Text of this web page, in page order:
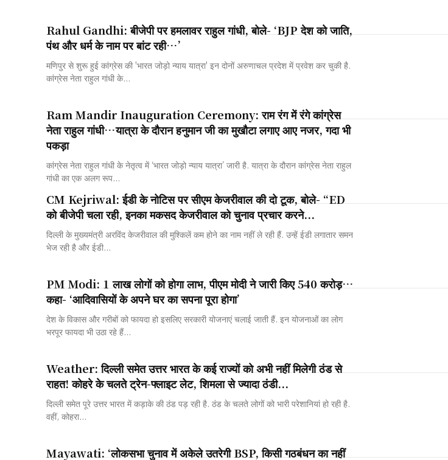
Rahul Gandhi: बीजेपी पर हमलावर राहुल गांधी, बोले- ‘BJP देश को जाति,
पंथ और धर्म के नाम पर बांट रही…’
मणिपुर से शुरू हुई कांग्रेस की 'भारत जोड़ो न्याय यात्रा' इन दोनों अरुणाचल प्रदेश में प्रवेश कर चुकी है.
कांग्रेस नेता राहुल गांधी के...
Ram Mandir Inauguration Ceremony: राम रंग में रंगे कांग्रेस
नेता राहुल गांधी…यात्रा के दौरान हनुमान जी का मुखौटा लगाए आए नजर, गदा भी
पकड़ा
कांग्रेस नेता राहुल गांधी के नेतृत्व में ‘भारत जोड़ो न्याय यात्रा’ जारी है. यात्रा के दौरान कांग्रेस नेता राहुल
गांधी का एक अलग रूप...
CM Kejriwal: ईडी के नोटिस पर सीएम केजरीवाल की दो टूक, बोले- “ED
को बीजेपी चला रही, इनका मकसद केजरीवाल को चुनाव प्रचार करने...
दिल्ली के मुख्यमंत्री अरविंद केजरीवाल की मुश्किलें कम होने का नाम नहीं ले रही हैं. उन्हें ईडी लगातार समन
भेज रही है और ईडी...
PM Modi: 1 लाख लोगों को होगा लाभ, पीएम मोदी ने जारी किए 540 करोड़…
कहा- ‘आदिवासियों के अपने घर का सपना पूरा होगा’
देश के विकास और गरीबों को फायदा हो इसलिए सरकारी योजनाएं चलाई जाती हैं. इन योजनाओं का लोग
भरपूर फायदा भी उठा रहे हैं...
Weather: दिल्ली समेत उत्तर भारत के कई राज्यों को अभी नहीं मिलेगी ठंड से
राहत! कोहरे के चलते ट्रेन-फ्लाइट लेट, शिमला से ज्यादा ठंडी...
दिल्ली समेत पूरे उत्तर भारत में कड़ाके की ठंड पड़ रही है. ठंड के चलते लोगों को भारी परेशानियां हो रही है.
वहीं, कोहरा...
Mayawati: ‘लोकसभा चुनाव में अकेले उतरेगी BSP, किसी गठबंधन का नहीं